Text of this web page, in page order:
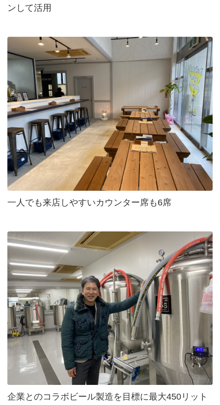
ンして活用
一人でも来店しやすいカウンター席も6席
企業とのコラボビール製造を目標に最大450リット